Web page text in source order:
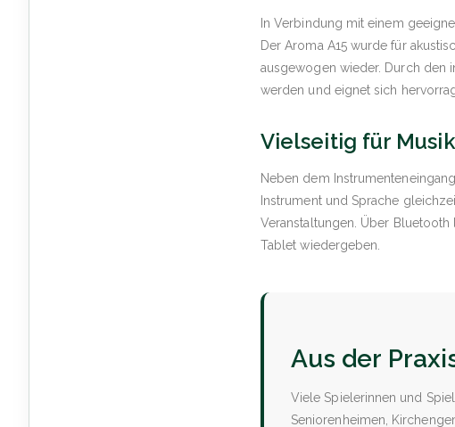
In Verbindung mit einem
Der Aroma A15 wurde für
ausgewogen wieder. Durch den
werden und eignet sich
Vielseitig für
Neben dem
Instrument und Sprache
Veranstaltungen. Über
Tablet wiedergeben.
Aus der
Viele Spielerinnen und
Seniorenheimen,